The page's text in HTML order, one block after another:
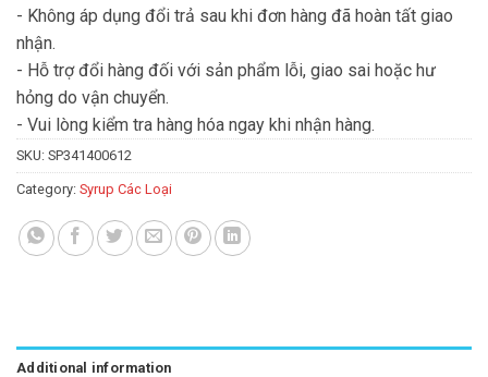
- Không áp dụng đổi trả sau khi đơn hàng đã hoàn tất giao
nhận.
- Hỗ trợ đổi hàng đối với sản phẩm lỗi, giao sai hoặc hư
hỏng do vận chuyển.
- Vui lòng kiểm tra hàng hóa ngay khi nhận hàng.
SKU: SP341400612
Category: Syrup Các Loại
Additional information